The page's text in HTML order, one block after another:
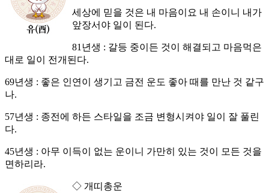
세상에 믿을 것은 내 마음이요 내 손이니 내가
앞장서야 일이 된다.
81년생 : 갈등 중이든 것이 해결되고 마음먹은
대로 일이 전개된다.
69년생 : 좋은 인연이 생기고 금전 운도 좋아 때를 만난 것 같구
나.
57년생 : 종전에 하든 스타일을 조금 변형시켜야 일이 잘 풀린
다.
45년생 : 아무 이득이 없는 운이니 가만히 있는 것이 모든 것을
면하리라.
◇ 개띠총운